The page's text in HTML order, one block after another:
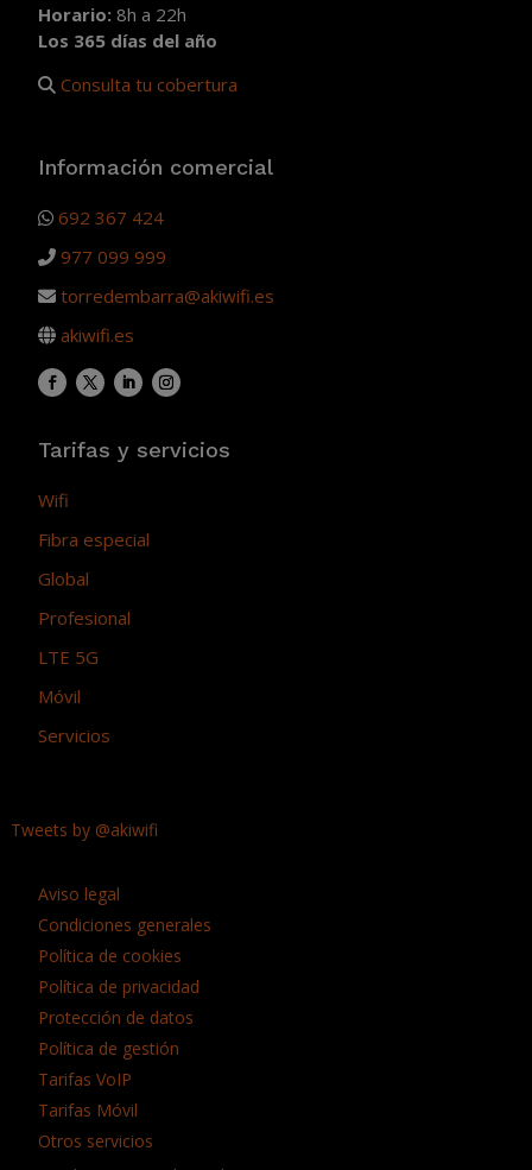
Horario: 8h a 22h
Los 365 días del año
Consulta tu cobertura
Información comercial
692 367 424
977 099 999
torredembarra@akiwifi.es
akiwifi.es
Tarifas y servicios
Wifi
Fibra especial
Global
Profesional
LTE 5G
Móvil
Servicios
Tweets by @akiwifi
Aviso legal
Condiciones generales
Política de cookies
Política de privacidad
Protección de datos
Política de gestión
Tarifas VoIP
Tarifas Móvil
Otros servicios